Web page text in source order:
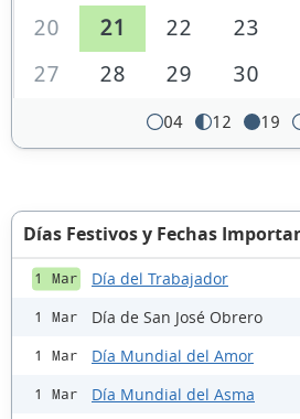
20
21 22 23
27
28 29 30
04 12 19
Días Festivos y Fechas
1 Mar Día del Trabajador
1 Mar Día de San José Obrero
1 Mar Día Mundial del Amor
1 Mar Día Mundial del Asma